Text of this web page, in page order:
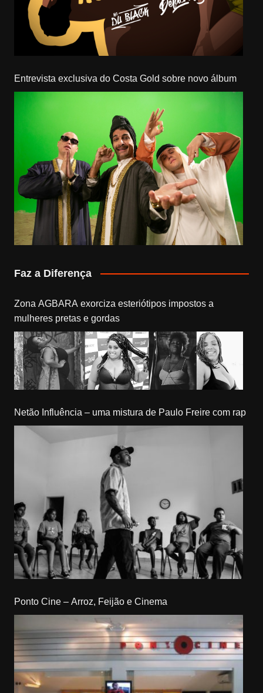
Entrevista exclusiva do Costa Gold sobre novo álbum
Faz a Diferença
Zona AGBARA exorciza esteriótipos impostos a
mulheres pretas e gordas
Netão Influência – uma mistura de Paulo Freire com rap
Ponto Cine – Arroz, Feijão e Cinema